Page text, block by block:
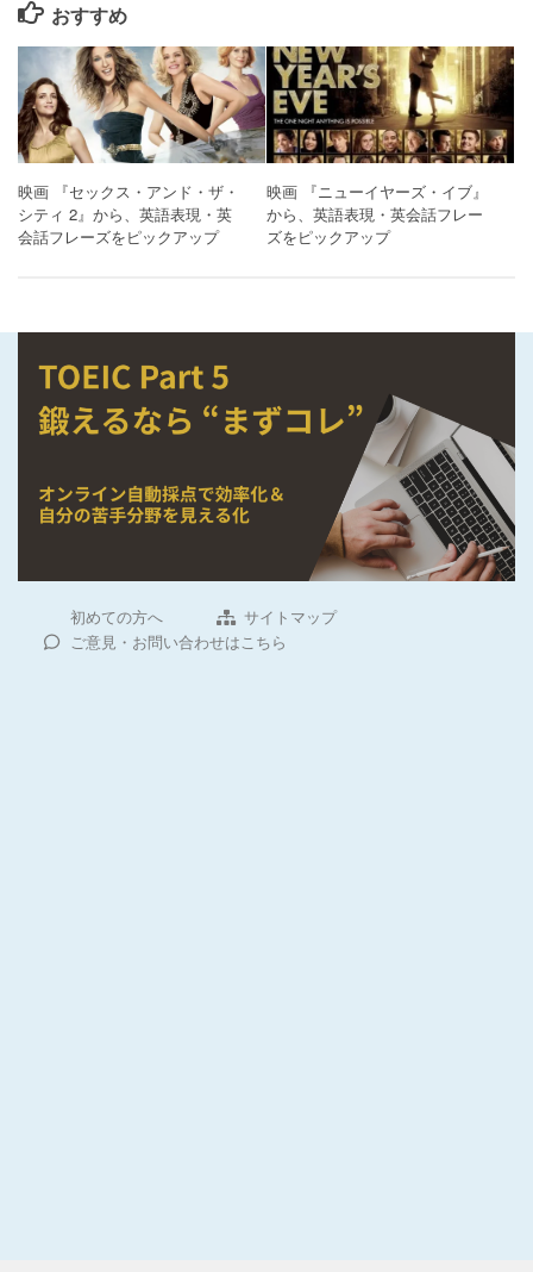
おすすめ
映画 『セックス・アンド・ザ・
シティ 2』から、英語表現・英
会話フレーズをピックアップ
映画 『ニューイヤーズ・イブ』
から、英語表現・英会話フレー
ズをピックアップ
初めての方へ
サイトマップ
ご意見・お問い合わせはこちら